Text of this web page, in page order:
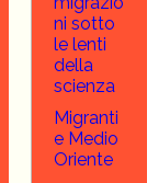
ni sotto
le lenti
della
scienza
Migranti
e Medio
Oriente